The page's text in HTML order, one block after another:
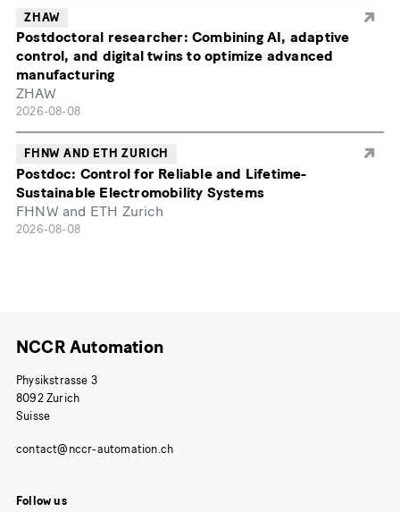
ZHAW
Postdoctoral researcher: Combining AI, adaptive
control, and digital twins to optimize advanced
manufacturing
ZHAW
2026-08-08
FHNW AND ETH ZURICH
Postdoc: Control for Reliable and Lifetime-
Sustainable Electromobility Systems
FHNW and ETH Zurich
2026-08-08
NCCR Automation
Physikstrasse 3
8092 Zurich
Suisse
Follow us